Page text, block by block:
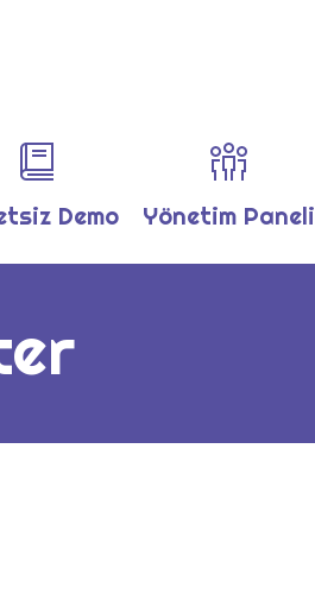
Demo Yönetim Paneli